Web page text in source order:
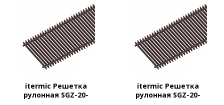
itermic Решетка
рулонная SGZ-20-
itermic Решетка
рулонная SGZ-20-